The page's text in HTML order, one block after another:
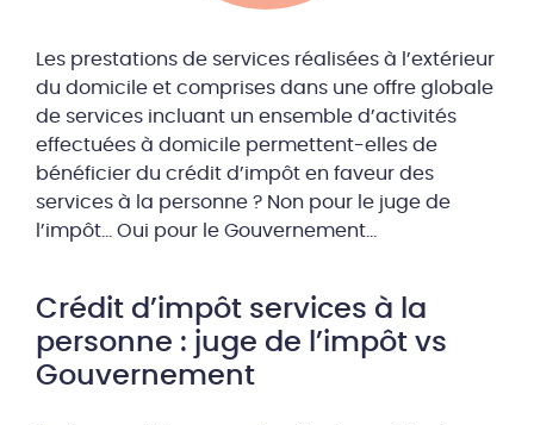
Les prestations de services réalisées à l’extérieur
du domicile et comprises dans une offre globale
de services incluant un ensemble d’activités
effectuées à domicile permettent-elles de
bénéficier du crédit d’impôt en faveur des
services à la personne ? Non pour le juge de
l’impôt… Oui pour le Gouvernement…
Crédit d’impôt services à la
personne : juge de l’impôt vs
Gouvernement